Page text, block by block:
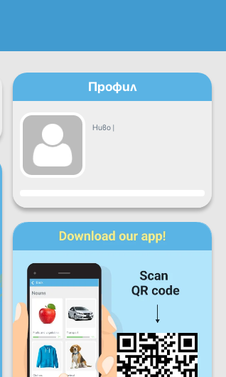
Профил
Ниво |
Прогрес
Пон Сря Чет
Съб Нед
Дневен прогрес